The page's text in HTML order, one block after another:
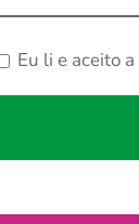
Eu li e aceito a